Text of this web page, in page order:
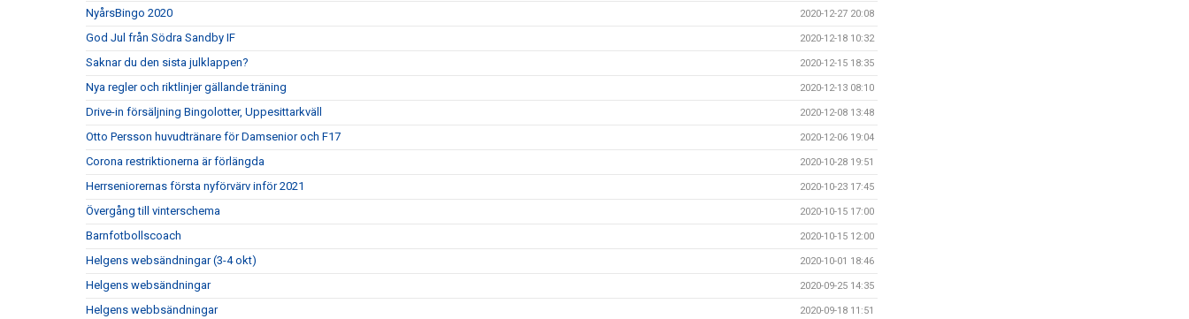
NyårsBingo 2020 2020-12-27 20:08
God Jul från Södra Sandby IF 2020-12-18 10:32
Saknar du den sista julklappen? 2020-12-15 18:35
Nya regler och riktlinjer gällande träning 2020-12-13 08:10
Drive-in försäljning Bingolotter, Uppesittarkväll 2020-12-08 13:48
Otto Persson huvudtränare för Damsenior och F17 2020-12-06 19:04
Corona restriktionerna är förlängda 2020-10-28 19:51
Herrseniorernas första nyförvärv inför 2021 2020-10-23 17:45
Övergång till vinterschema 2020-10-15 17:00
Barnfotbollscoach 2020-10-15 12:00
Helgens websändningar (3-4 okt) 2020-10-01 18:46
Helgens websändningar 2020-09-25 14:35
Helgens webbsändningar 2020-09-18 11:51